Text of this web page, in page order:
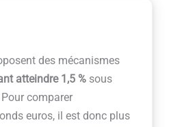
des mécanismes
atteindre 1,5 %sous
comparer
euros, il est donc plus